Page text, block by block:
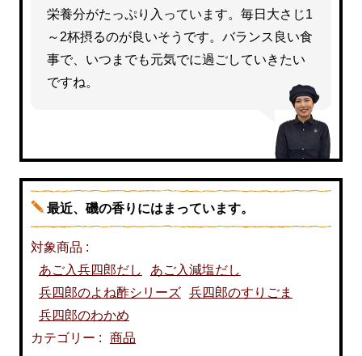
栄養分がたっぷり入っています。毎日大さじ1
～2杯摂るのが良いそうです。バランス良い食
事で、いつまでも元気でに過ごしていきたい
ですね。
最近、磯の香りにはまっています。
対象商品 :
あご入兵四郎だし
あご入減塩だし
兵四郎のよね酢シリーズ 兵四郎のすりごま
兵四郎のわかめ
カテゴリー :
商品